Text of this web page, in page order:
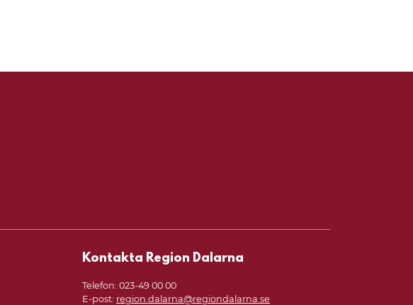
Recruitment
Kontakta Region Dalarna
Telefon: 023-49 00 00
E-post: region.dalarna@regiondalarna.se